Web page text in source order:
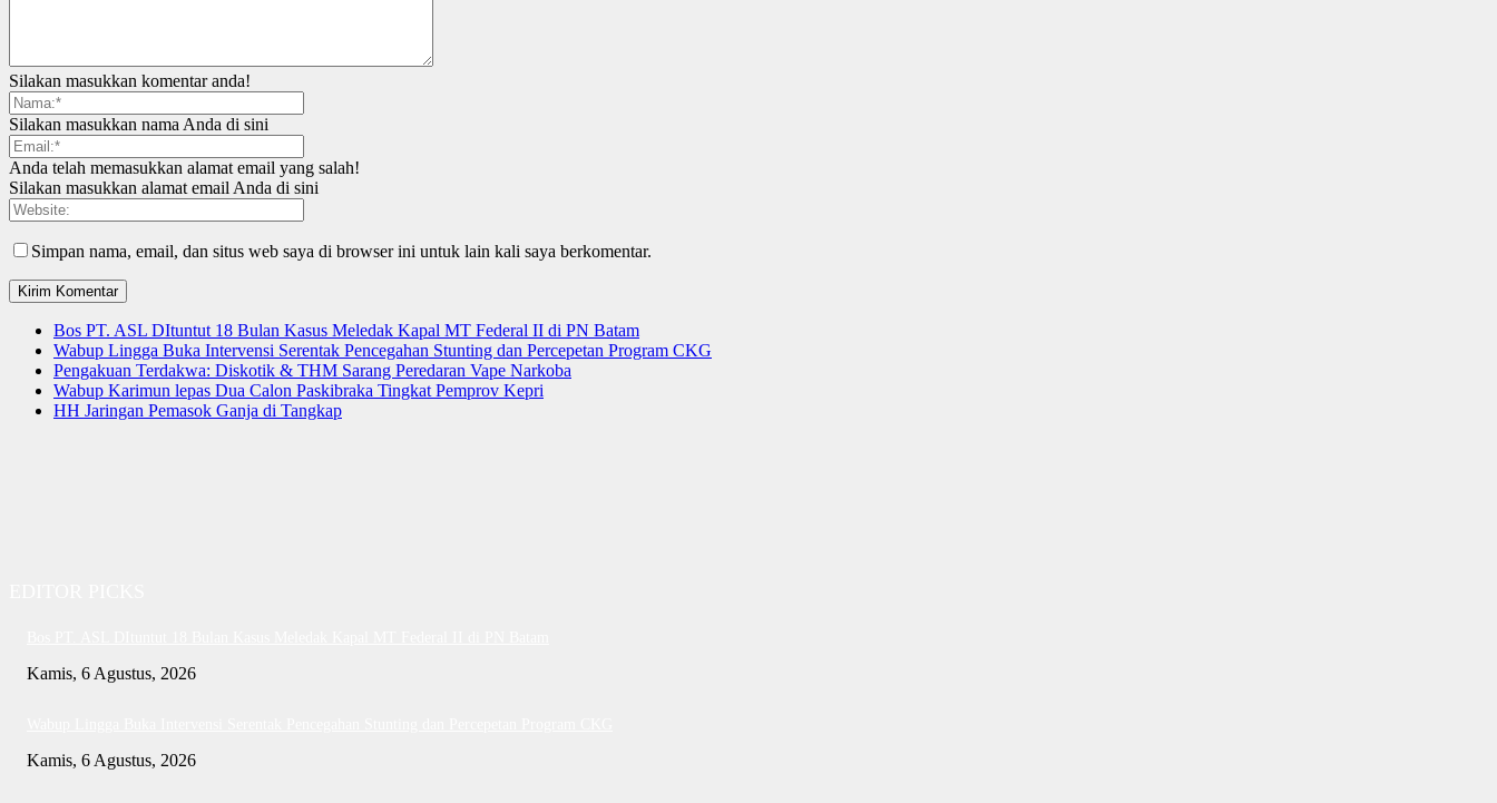
Silakan masukkan komentar anda!
Silakan masukkan nama Anda di sini
Anda telah memasukkan alamat email yang salah!
Silakan masukkan alamat email Anda di sini
Simpan nama, email, dan situs web saya di browser ini untuk lain kali saya berkomentar.
Bos PT. ASL DItuntut 18 Bulan Kasus Meledak Kapal MT Federal II di PN Batam
Wabup Lingga Buka Intervensi Serentak Pencegahan Stunting dan Percepetan Program CKG
Pengakuan Terdakwa: Diskotik & THM Sarang Peredaran Vape Narkoba
Wabup Karimun lepas Dua Calon Paskibraka Tingkat Pemprov Kepri
HH Jaringan Pemasok Ganja di Tangkap
Kamis, 6 Agustus, 2026
Kamis, 6 Agustus, 2026